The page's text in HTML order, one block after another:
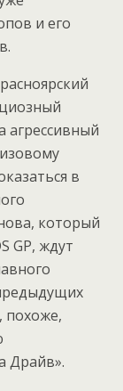
и его
в
который
GP, ждут
похоже,
Драйв».